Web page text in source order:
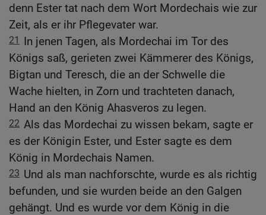
denn Ester tat nach dem Wort Mordechais wie zur
Zeit, als er ihr Pflegevater war.
21 In jenen Tagen, als Mordechai im Tor des
Königs saß, gerieten zwei Kämmerer des Königs,
Bigtan und Teresch, die an der Schwelle die
Wache hielten, in Zorn und trachteten danach,
Hand an den König Ahasveros zu legen.
22 Als das Mordechai zu wissen bekam, sagte er
es der Königin Ester, und Ester sagte es dem
König in Mordechais Namen.
23 Und als man nachforschte, wurde es als richtig
befunden, und sie wurden beide an den Galgen
gehängt. Und es wurde vor dem König in die